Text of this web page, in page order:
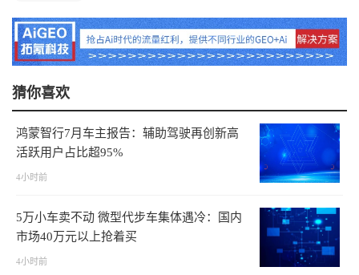
猜你喜欢
鸿蒙智行7月车主报告：辅助驾驶再创新高
活跃用户占比超95%
4小时前
5万小车卖不动 微型代步车集体遇冷：国内
市场40万元以上抢着买
4小时前